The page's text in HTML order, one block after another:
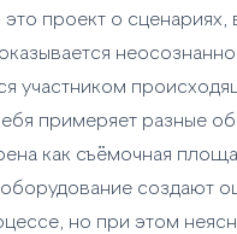
проект о сценариях,
участником
примеряет разные
как съёмочная
создают
но при этом